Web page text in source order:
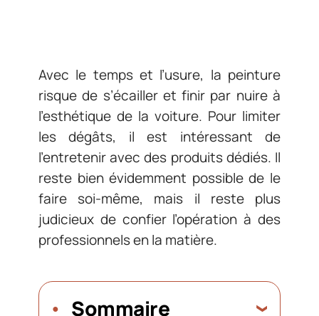
Avec le temps et l’usure, la peinture
risque de s’écailler et finir par nuire à
l’esthétique de la voiture. Pour limiter
les dégâts, il est intéressant de
l’entretenir avec des produits dédiés. Il
reste bien évidemment possible de le
faire soi-même, mais il reste plus
judicieux de confier l’opération à des
professionnels en la matière.
Sommaire